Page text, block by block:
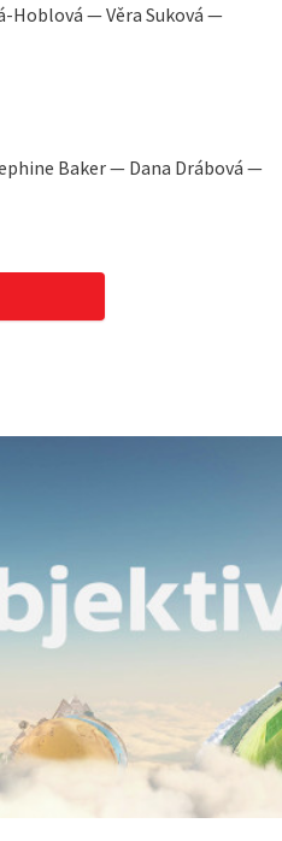
Hoblová — Věra Suková —
Baker — Dana Drábová —